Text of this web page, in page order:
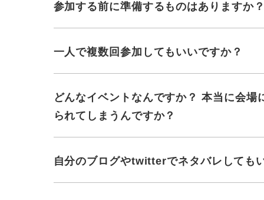
参加する前に準備するものはありますか
一人で複数回参加してもいいですか？
どんなイベントなんですか？ 本当に会場
られてしまうんですか？
自分のブログやtwitterでネタバレしても